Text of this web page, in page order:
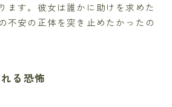
ます。彼女は誰かに助けを求めた
不安の正体を突き止めたかったの
る恐怖